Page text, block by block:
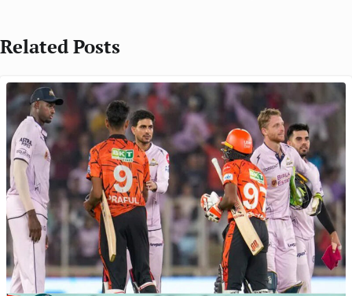
Related Posts